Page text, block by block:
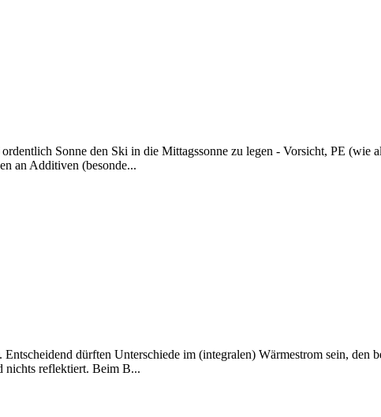
Sonne den Ski in die Mittagssonne zu legen - Vorsicht, PE (wie
an Additiven (besonde...
dürften Unterschiede im (integralen) Wärmestrom sein, den
nichts reflektiert. Beim B...